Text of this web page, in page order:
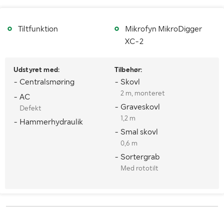
Bæltebredde (mm) 800
MÅL OG VÆGT:
Vægt (kg)
Tiltfunktion
Mikrofyn MikroDigger
XC-2
Udstyret med:
- Centralsmøring
- AC
Defekt
- Hammerhydraulik
Tilbehør:
- Skovl
2 m, monteret
- Graveskovl
1,2 m
- Smal skovl
0,6 m
- Sortergrab
Med rototilt